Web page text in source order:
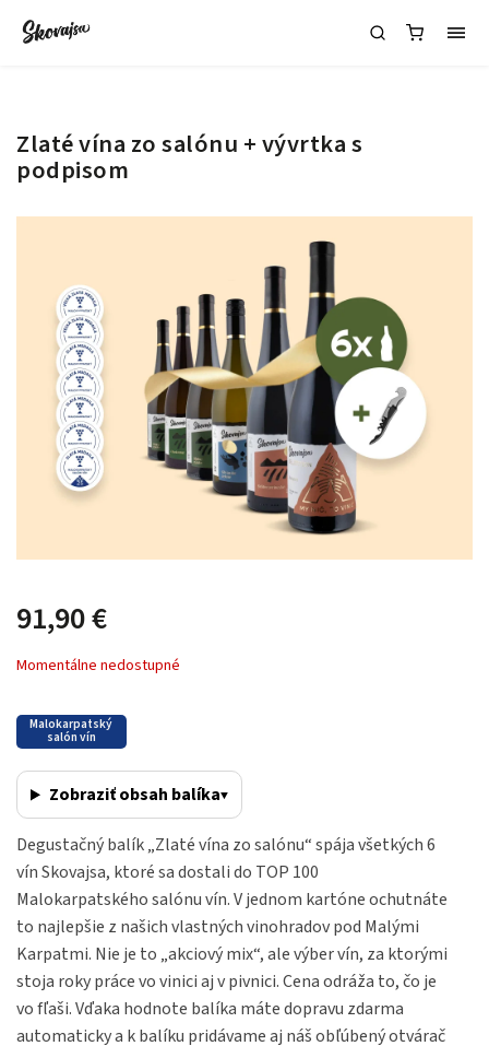
Zlaté vína zo salónu + vývrtka s
podpisom
91,90 €
Momentálne nedostupné
Zobraziť obsah balíka▾
Degustačný balík „Zlaté vína zo salónu“ spája všetkých 6
vín Skovajsa, ktoré sa dostali do TOP 100
Malokarpatského salónu vín. V jednom kartóne ochutnáte
to najlepšie z našich vlastných vinohradov pod Malými
Karpatmi. Nie je to „akciový mix“, ale výber vín, za ktorými
stoja roky práce vo vinici aj v pivnici. Cena odráža to, čo je
vo fľaši. Vďaka hodnote balíka máte dopravu zdarma
automaticky a k balíku pridávame aj náš obľúbený otvárač
Malokarpatský
salón vín